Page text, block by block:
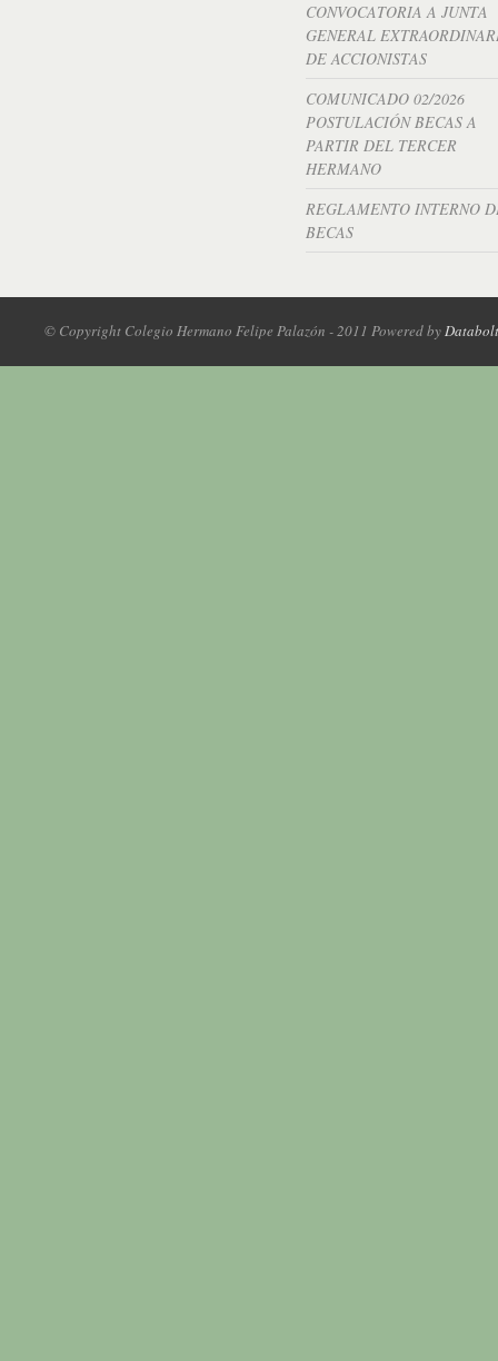
CONVOCATORIA A JUNTA
GENERAL
DE ACCIONISTAS
COMUNICADO 02/2026
POSTULACIÓN BECAS A
PARTIR DEL TERCER
HERMANO
REGLAMENTO INTERNO
BECAS
© Copyright Colegio Hermano Felipe Palazón - 2011 Powered byDatabolt